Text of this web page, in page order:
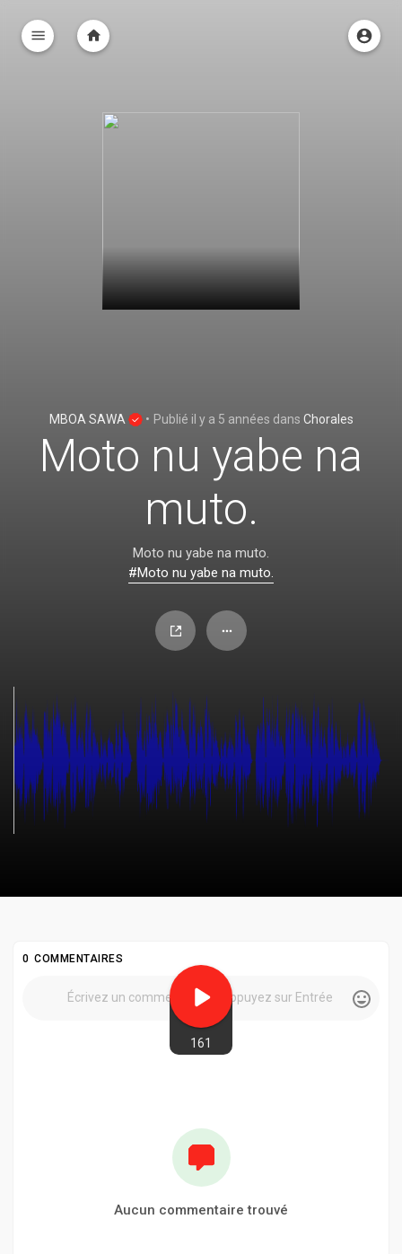
MBOA SAWA • Publié il y a 5 années dans Chorales
Moto nu yabe na
muto.
Moto nu yabe na muto.
#Moto nu yabe na muto.
161
0 COMMENTAIRES
Aucun commentaire trouvé